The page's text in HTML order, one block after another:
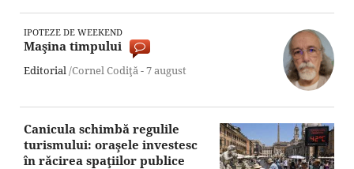
IPOTEZE DE WEEKEND
Maşina timpului
Editorial/Cornel Codiţă -7 august
Canicula schimbă regulile
turismului: oraşele investesc
în răcirea spaţiilor publice